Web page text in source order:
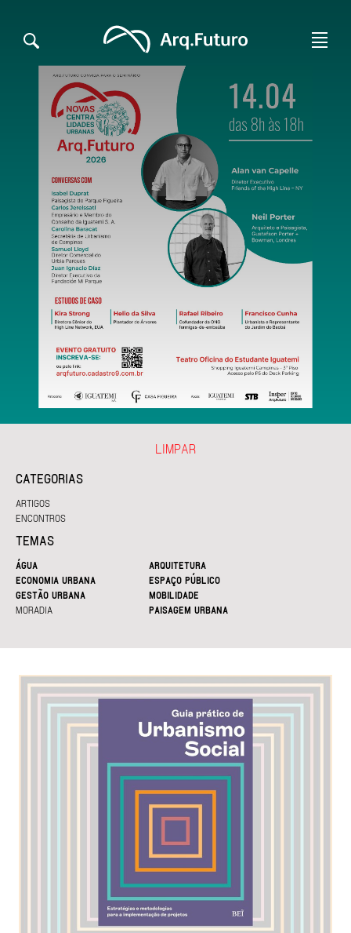
CATEGORIAS
ARTIGOS
ENCONTROS
TEMAS
ÁGUA
ARQUITETURA
ECONOMIA URBANA
ESPAÇO PÚBLICO
GESTÃO URBANA
MOBILIDADE
MORADIA
PAISAGEM URBANA
LIMPAR